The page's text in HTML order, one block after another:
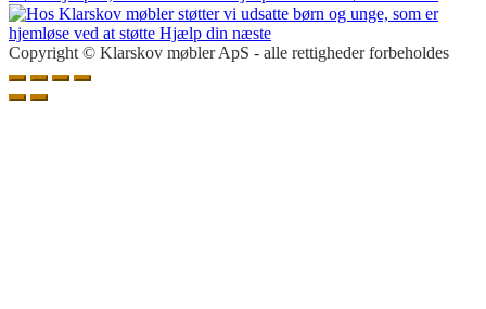
Copyright © Klarskov møbler ApS - alle rettigheder forbeholdes